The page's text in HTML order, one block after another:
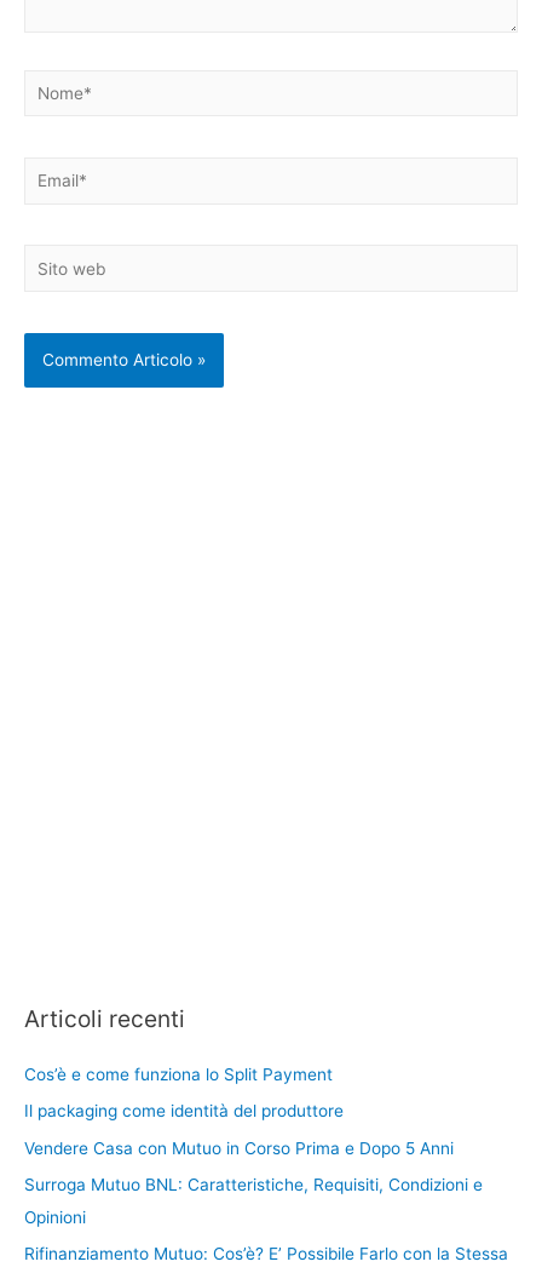
Nome*
Email*
Sito
Articoli recenti
Cos’è e come funziona lo Split Payment
Il packaging come identità del produttore
Vendere Casa con Mutuo in Corso Prima e Dopo 5 Anni
Surroga Mutuo BNL: Caratteristiche, Requisiti, Condizioni e
Opinioni
Rifinanziamento Mutuo: Cos’è? E’ Possibile Farlo con la Stessa